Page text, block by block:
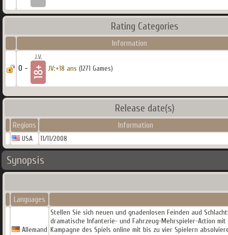
Rating Categories
Information
0 - JV:+18 ans (1271 Games)
Release date(s)
Regions Information
USA 11/11/2008
Synopsis
Languages
Allemand
Stellen Sie sich neuen und gnadenlosen Feinden aud
dramatische Infanterie- und Fahrzeug-Mehrspieler-Action
Kampagne des Spiels online mit bis zu vier Spielern